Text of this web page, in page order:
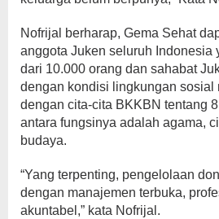
Nofrijal berharap, Gema Sehat
anggota Juken seluruh Indonesia
dari 10.000 orang dan sahabat
dengan kondisi lingkungan sosial
dengan cita-cita BKKBN tentang
antara fungsinya adalah agama,
budaya.
“Yang terpenting, pengelolaan
dengan manajemen terbuka,
akuntabel,” kata Nofrijal.